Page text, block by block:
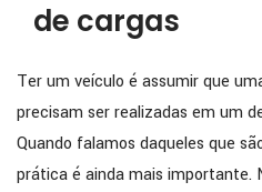
de cargas
Ter um veículo é assumir que
precisam ser realizadas em um
Quando falamos daqueles que
prática é ainda mais importante.